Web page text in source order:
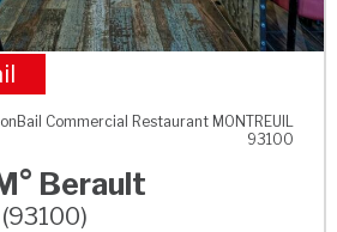
M° Berault
Commercial Restaurant MONTREUIL
93100
Berault